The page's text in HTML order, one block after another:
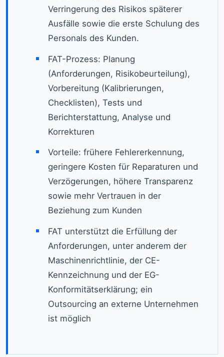
Verringerung des Risikos späterer
Ausfälle sowie die erste Schulung des
Personals des Kunden.
FAT-Prozess: Planung
(Anforderungen, Risikobeurteilung),
Vorbereitung (Kalibrierungen,
Checklisten), Tests und
Berichterstattung, Analyse und
Korrekturen
Vorteile: frühere Fehlererkennung,
geringere Kosten für Reparaturen und
Verzögerungen, höhere Transparenz
sowie mehr Vertrauen in der
Beziehung zum Kunden
FAT unterstützt die Erfüllung der
Anforderungen, unter anderem der
Maschinenrichtlinie, der CE-
Kennzeichnung und der EG-
Konformitätserklärung; ein
Outsourcing an externe Unternehmen
ist möglich